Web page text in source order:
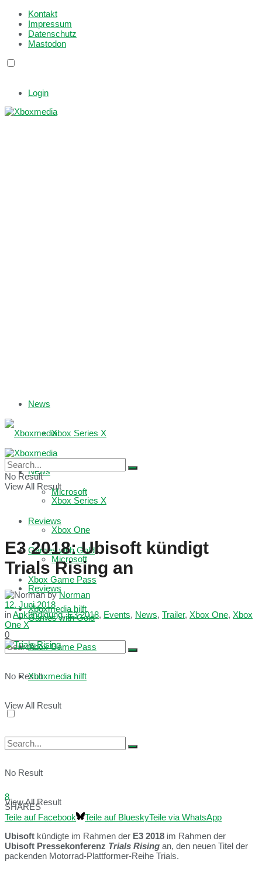
Kontakt
Impressum
Datenschutz
Mastodon
Login
News
Xbox Series X
Microsoft
Reviews
Games with Gold
Xbox Game Pass
Xboxmedia hilft
No Result
View All Result
News
Xbox Series X
Xbox One
Microsoft
Reviews
Games with Gold
Xbox Game Pass
Xboxmedia hilft
No Result
View All Result
No Result
View All Result
E3 2018: Ubisoft kündigt
Trials Rising an
by Norman
12. Juni 2018
inAnkündigung,E3 2018, Events, News, Trailer, Xbox One, Xbox
One X
0
8
SHARES
Teile auf Facebook
Teile auf BlueskyTeile via WhatsApp
Ubisoft kündigte im Rahmen der E3 2018 im Rahmen der
Ubisoft Pressekonferenz Trials Rising an, den neuen Titel der
packenden Motorrad-Plattformer-Reihe Trials.